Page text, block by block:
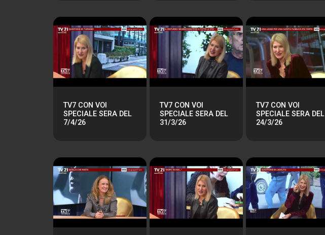
TV7 CON VOI
SPECIALE SERA DEL
7/4/26
TV7 CON VOI
SPECIALE SERA DEL
31/3/26
TV7 CON VOI
SPECIALE SERA DEL
24/3/26